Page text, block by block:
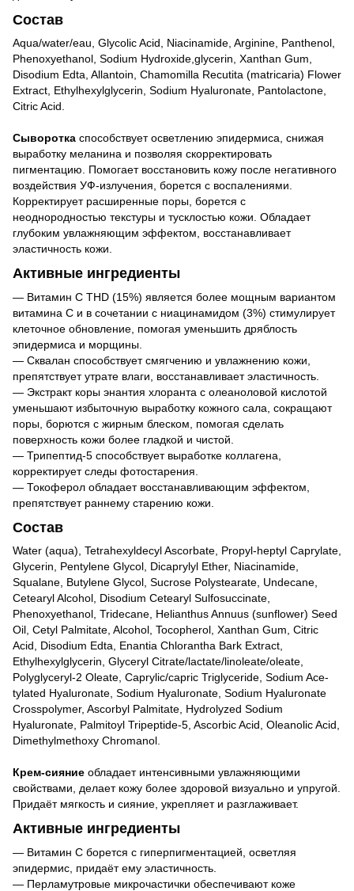
Состав
Aqua/water/eau, Glycolic Acid, Niacinamide, Arginine, Panthenol,
Phenoxyethanol, Sodium Hydroxide,glycerin, Xanthan Gum,
Disodium Edta, Allantoin, Chamomilla Recutita (matricaria) Flower
Extract, Ethylhexylglycerin, Sodium Hyaluronate, Pantolactone,
Citric Acid.
Сыворотка способствует осветлению эпидермиса, снижая
выработку меланина и позволяя скорректировать
пигментацию. Помогает восстановить кожу после негативного
воздействия УФ-излучения, борется с воспалениями.
Корректирует расширенные поры, борется с
неоднородностью текстуры и тусклостью кожи. Обладает
глубоким увлажняющим эффектом, восстанавливает
эластичность кожи.
Активные ингредиенты
— Витамин C THD (15%) является более мощным вариантом
витамина C и в сочетании с ниацинамидом (3%) стимулирует
клеточное обновление, помогая уменьшить дряблость
эпидермиса и морщины.
— Сквалан способствует смягчению и увлажнению кожи,
препятствует утрате влаги, восстанавливает эластичность.
— Экстракт коры энантия хлоранта с олеаноловой кислотой
уменьшают избыточную выработку кожного сала, сокращают
поры, борются с жирным блеском, помогая сделать
поверхность кожи более гладкой и чистой.
— Трипептид-5 способствует выработке коллагена,
корректирует следы фотостарения.
— Токоферол обладает восстанавливающим эффектом,
препятствует раннему старению кожи.
Состав
Water (aqua), Tetrahexyldecyl Ascorbate, Propyl-heptyl Caprylate,
Glycerin, Pentylene Glycol, Dicaprylyl Ether, Niacinamide,
Squalane, Butylene Glycol, Sucrose Polystearate, Undecane,
Cetearyl Alcohol, Disodium Cetearyl Sulfosuccinate,
Phenoxyethanol, Tridecane, Helianthus Annuus (sunflower) Seed
Oil, Cetyl Palmitate, Alcohol, Tocopherol, Xanthan Gum, Citric
Acid, Disodium Edta, Enantia Chlorantha Bark Extract,
Ethylhexylglycerin, Glyceryl Citrate/lactate/linoleate/oleate,
Polyglyceryl-2 Oleate, Caprylic/capric Triglyceride, Sodium Ace-
tylated Hyaluronate, Sodium Hyaluronate, Sodium Hyaluronate
Crosspolymer, Ascorbyl Palmitate, Hydrolyzed Sodium
Hyaluronate, Palmitoyl Tripeptide-5, Ascorbic Acid, Oleanolic Acid,
Dimethylmethoxy Chromanol.
Крем-сияние обладает интенсивными увлажняющими
свойствами, делает кожу более здоровой визуально и упругой.
Придаёт мягкость и сияние, укрепляет и разглаживает.
Активные ингредиенты
— Витамин C борется с гиперпигментацией, осветляя
эпидермис, придаёт ему эластичность.
— Перламутровые микрочастички обеспечивают коже